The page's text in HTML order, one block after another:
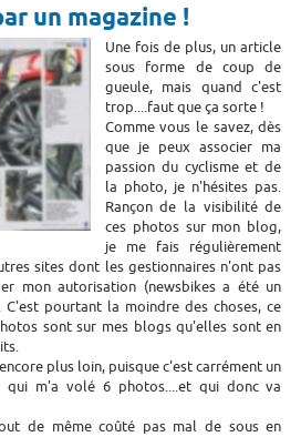
un magazine !
Une fois de plus, un article
sous forme de coup de
gueule, mais quand c'est
trop....faut que ça sorte !
Comme vous le savez, dès
que je peux associer ma
passion du cyclisme et de
la photo, je n'hésites pas.
Rançon de la visibilité de
ces photos sur mon blog,
je me fais régulièrement
sites dont les gestionnaires n'ont pas
mon autorisation (newsbikes a été un
C'est pourtant la moindre des choses, ce
sont sur mes blogs qu'elles sont en
plus loin, puisque c'est carrément un
qui m'a volé 6 photos....et qui donc va
de même coûté pas mal de sous en